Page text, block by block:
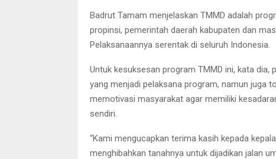
Badrut Tamam menjelaskan TMMD adalah
propinsi, pemerintah daerah kabupaten dan
Pelaksanaannya serentak di seluruh Indonesia.
Untuk kesuksesan program TMMD ini, kata dia,
yang menjadi pelaksana program, namun juga
memotivasi masyarakat agar memiliki
sendiri.
“Kami mengucapkan terima kasih kepada
menghibahkan tanahnya untuk dijadikan jalan